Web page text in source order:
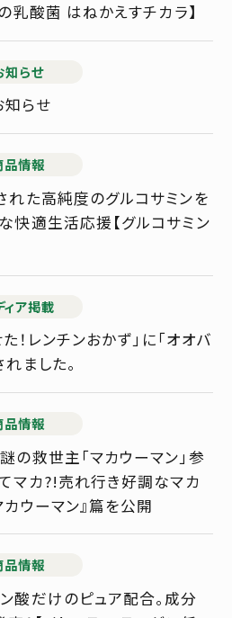
乳酸菌 はねかえすチカラ】
知らせ
らせ
品情報
た高純度のグルコサミンを
快適生活応援【グルコサミン
ィア掲載
！レンチンおかず」に「オオバ
ました。
品情報
の救世主「マカウーマン」参
マカ?!売れ行き好調なマカ
カウーマン』篇を公開
品情報
酸だけのピュア配合。成分